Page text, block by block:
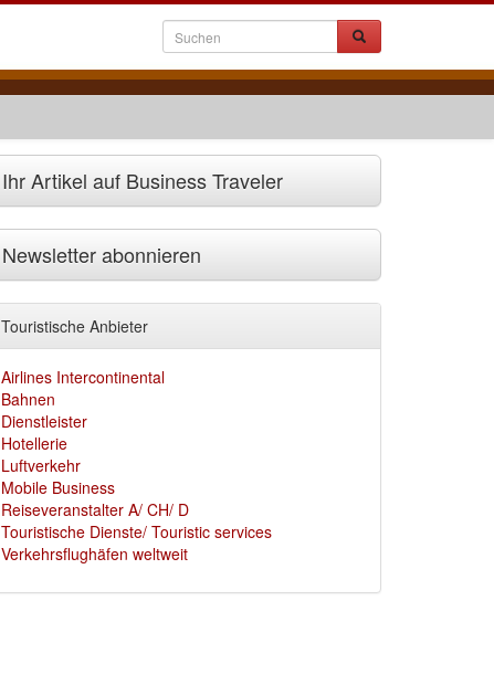
Ihr Artikel auf Business Traveler
Newsletter abonnieren
Touristische Anbieter
Airlines Intercontinental
Bahnen
Dienstleister
Hotellerie
Luftverkehr
Mobile Business
Reiseveranstalter A/ CH/ D
Touristische Dienste/ Touristic services
Verkehrsflughäfen weltweit